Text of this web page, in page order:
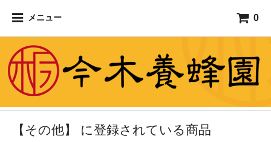
メニュー 0
【その他】 に登録されている商品